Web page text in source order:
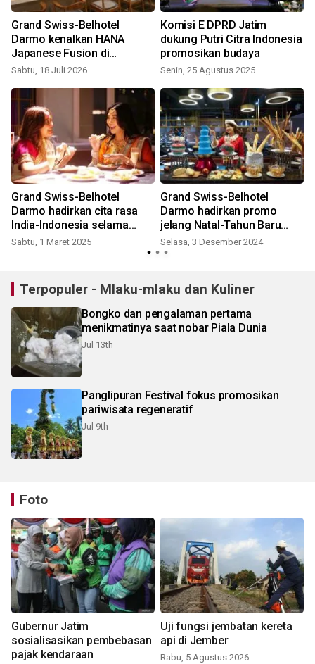
Grand Swiss-Belhotel
Darmo kenalkan HANA
Japanese Fusion di
Surabaya
Sabtu, 18 Juli 2026
Komisi E DPRD Jatim
dukung Putri Citra Indonesia
promosikan budaya
Senin, 25 Agustus 2025
Grand Swiss-Belhotel
Darmo hadirkan cita rasa
India-Indonesia selama
Ramadhan
Sabtu, 1 Maret 2025
Grand Swiss-Belhotel
Darmo hadirkan promo
jelang Natal-Tahun Baru
2025
Selasa, 3 Desember 2024
Terpopuler - Mlaku-mlaku dan Kuliner
Bongko dan pengalaman pertama
menikmatinya saat nobar Piala Dunia
Jul 13th
Panglipuran Festival fokus promosikan
pariwisata regeneratif
Jul 9th
Foto
Gubernur Jatim
sosialisasikan pembebasan
pajak kendaraan
Uji fungsi jembatan kereta
api di Jember
Rabu, 5 Agustus 2026